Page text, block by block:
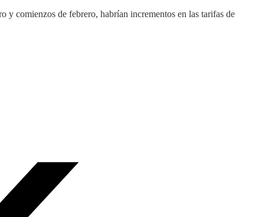
comienzos de febrero, habrían incrementos en las tarifas de